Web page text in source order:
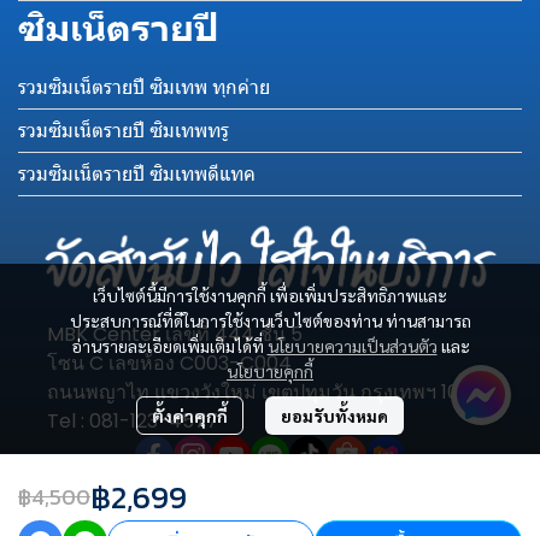
฿4,500฿2,699
เว็บไซต์นี้มีการใช้งานคุกกี้ เพื่อเพิ่มประสิทธิภาพและ
ประสบการณ์ที่ดีในการใช้งานเว็บไซต์ของท่าน ท่านสามารถ
อ่านรายละเอียดเพิ่มเติมได้ที่นโยบายความเป็นส่วนตัว และ
นโยบายคุกกี้
ตั้งค่าคุกกี้ ยอมรับทั้งหมด
ซิมเน็ตรายปี
รวมซิมเน็ตรายปี ซิมเทพ ทุกค่าย
รวมซิมเน็ตรายปี ซิมเทพทรู
รวมซิมเน็ตรายปี ซิมเทพดีแทค
MBK Center เลขที่ 444 ชั้น 5
โซน C เลขห้อง C003-C004
ถนนพญาไท แขวงวังใหม่ เขตปทุมวัน กรุงเทพฯ 10330
Tel : 081-123-4577